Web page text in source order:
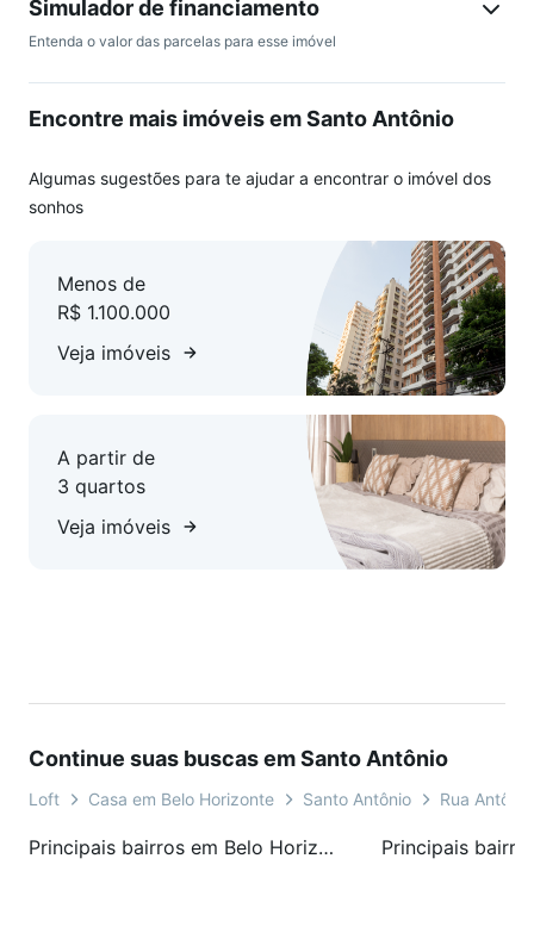
Simulador de financiamento
Entenda o valor das parcelas para esse imóvel
Encontre mais imóveis em Santo Antônio
Algumas sugestões para te ajudar a encontrar o imóvel dos
sonhos
Menos de
R$ 1.100.000
Veja imóveis
A partir de
3 quartos
Veja imóveis
Continue suas buscas em Santo Antônio
Loft Casa em Belo Horizonte Santo Antônio Rua
Principais bairros em Belo Horizonte, MG